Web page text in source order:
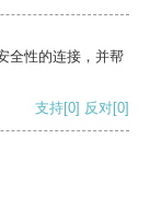
全性的连接，并帮
支持[0] 反对[0]